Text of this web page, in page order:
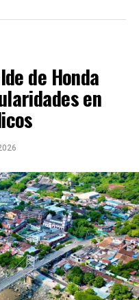
de Honda
en